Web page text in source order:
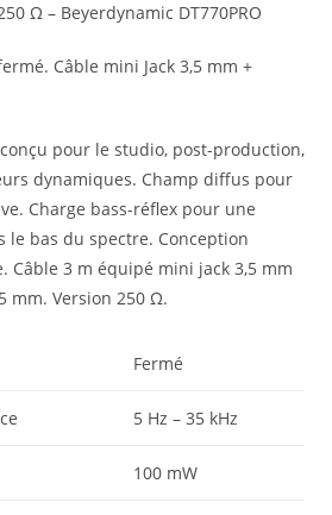
Ω – Beyerdynamic DT770PRO
Câble mini Jack 3,5 mm +
pour le studio, post-production,
dynamiques. Champ diffus pour
Charge bass-réflex pour une
le bas du spectre. Conception
Câble 3 m équipé mini jack 3,5 mm
mm. Version 250 Ω.
Fermé
5 Hz – 35 kHz
100 mW